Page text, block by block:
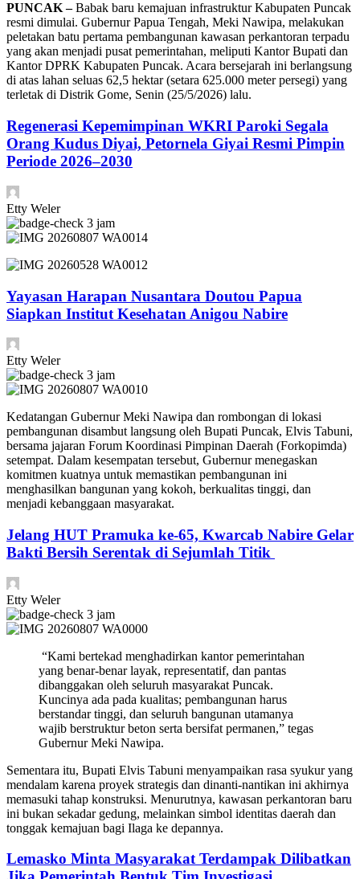
PUNCAK –Babak baru kemajuan infrastruktur Kabupaten Puncak
resmi dimulai. Gubernur Papua Tengah, Meki Nawipa, melakukan
peletakan batu pertama pembangunan kawasan perkantoran terpadu
yang akan menjadi pusat pemerintahan, meliputi Kantor Bupati dan
Kantor DPRK Kabupaten Puncak. Acara bersejarah ini berlangsung
di atas lahan seluas 62,5 hektar (setara 625.000 meter persegi) yang
terletak di Distrik Gome, Senin (25/5/2026) lalu.
Regenerasi Kepemimpinan WKRI Paroki Segala
Orang Kudus Diyai, Petornela Giyai Resmi Pimpin
Periode 2026–2030
Etty Weler
3 jam
Yayasan Harapan Nusantara Doutou Papua
Siapkan Institut Kesehatan Anigou Nabire
Etty Weler
3 jam
Kedatangan Gubernur Meki Nawipa dan rombongan di lokasi
pembangunan disambut langsung oleh Bupati Puncak, Elvis Tabuni,
bersama jajaran Forum Koordinasi Pimpinan Daerah (Forkopimda)
setempat. Dalam kesempatan tersebut, Gubernur menegaskan
komitmen kuatnya untuk memastikan pembangunan ini
menghasilkan bangunan yang kokoh, berkualitas tinggi, dan
menjadi kebanggaan masyarakat.
Jelang HUT Pramuka ke-65, Kwarcab Nabire Gelar
Bakti Bersih Serentak di Sejumlah Titik
Etty Weler
3 jam
“Kami bertekad menghadirkan kantor pemerintahan
yang benar-benar layak, representatif, dan pantas
dibanggakan oleh seluruh masyarakat Puncak.
Kuncinya ada pada kualitas; pembangunan harus
berstandar tinggi, dan seluruh bangunan utamanya
wajib berstruktur beton serta bersifat permanen,” tegas
Gubernur Meki Nawipa.
Sementara itu, Bupati Elvis Tabuni menyampaikan rasa syukur yang
mendalam karena proyek strategis dan dinanti-nantikan ini akhirnya
memasuki tahap konstruksi. Menurutnya, kawasan perkantoran baru
ini bukan sekadar gedung, melainkan simbol identitas daerah dan
tonggak kemajuan bagi Ilaga ke depannya.
Lemasko Minta Masyarakat Terdampak Dilibatkan